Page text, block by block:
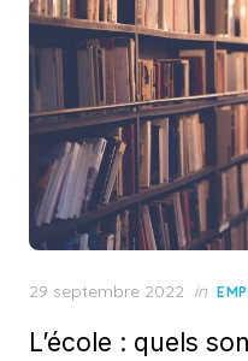
Posted
29 septembre 2022 in
L’école : quels